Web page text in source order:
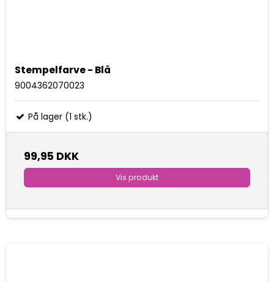
Stempelfarve - Blå
9004362070023
På lager (1 stk.)
99,95 DKK
Vis produkt